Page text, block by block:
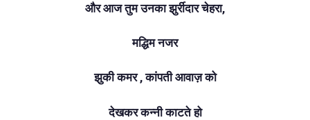
और आज तुम उनका झुर्रीदार चेहरा,
मद्धिम नजर
झुकी कमर , कांपती आवाज़ को
देखकर कन्नी काटते हो